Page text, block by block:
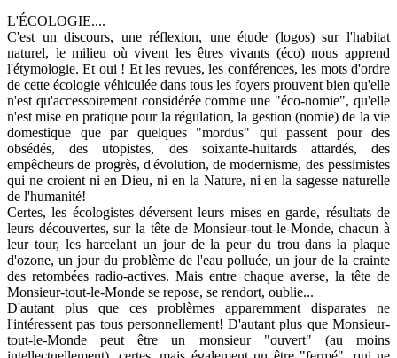
L'ÉCOLOGIE....
C'est un discours, une réflexion, une étude (logos) sur l'habitat
naturel, le milieu où vivent les êtres vivants (éco) nous apprend
l'étymologie. Et oui ! Et les revues, les conférences, les mots d'ordre
de cette écologie véhiculée dans tous les foyers prouvent bien qu'elle
n'est qu'accessoirement considérée comme une "éco-nomie", qu'elle
n'est mise en pratique pour la régulation, la gestion (nomie) de la vie
domestique que par quelques "mordus" qui passent pour des
obsédés, des utopistes, des soixante-huitards attardés, des
empêcheurs de progrès, d'évolution, de modernisme, des pessimistes
qui ne croient ni en Dieu, ni en la Nature, ni en la sagesse naturelle
de l'humanité!
Certes, les écologistes déversent leurs mises en garde, résultats de
leurs découvertes, sur la tête de Monsieur-tout-le-Monde, chacun à
leur tour, les harcelant un jour de la peur du trou dans la plaque
d'ozone, un jour du problème de l'eau polluée, un jour de la crainte
des retombées radio-actives. Mais entre chaque averse, la tête de
Monsieur-tout-le-Monde se repose, se rendort, oublie...
D'autant plus que ces problèmes apparemment disparates ne
l'intéressent pas tous personnellement! D'autant plus que Monsieur-
tout-le-Monde peut être un monsieur "ouvert" (au moins